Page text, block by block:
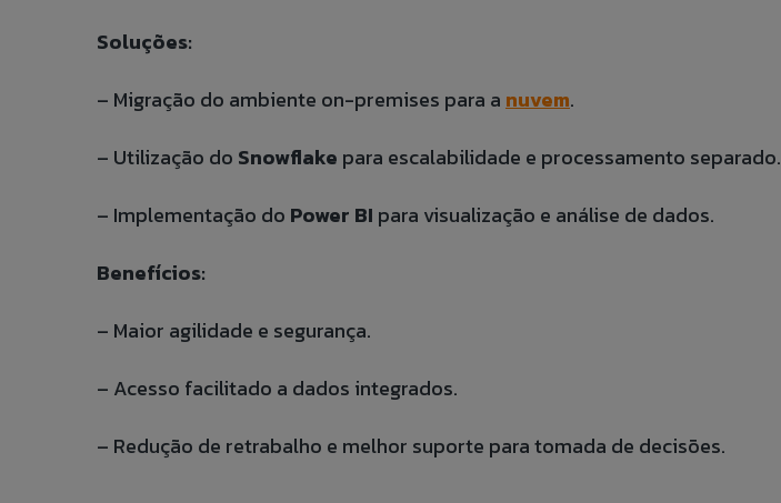
Soluções:
– Migração do ambiente on-premises para a nuvem.
– Utilização do Snowflake para escalabilidade e processamento separado.
– Implementação do Power BI para visualização e análise de dados.
Benefícios:
– Maior agilidade e segurança.
– Acesso facilitado a dados integrados.
– Redução de retrabalho e melhor suporte para tomada de decisões.